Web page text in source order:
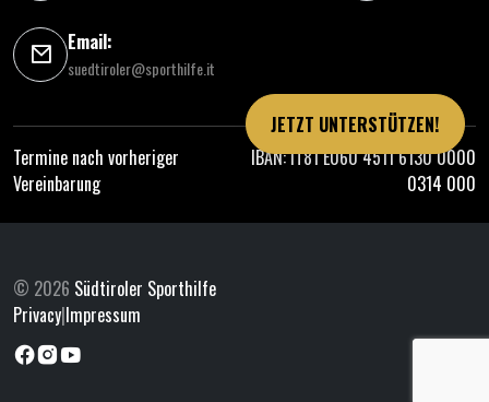
Email:
suedtiroler@sporthilfe.it
Termine nach vorheriger
Vereinbarung
IBAN: IT81 E060 4511 6130 0000
0314 000
© 2026 Südtiroler Sporthilfe
Privacy|Impressum
JETZT UNTERSTÜTZEN!